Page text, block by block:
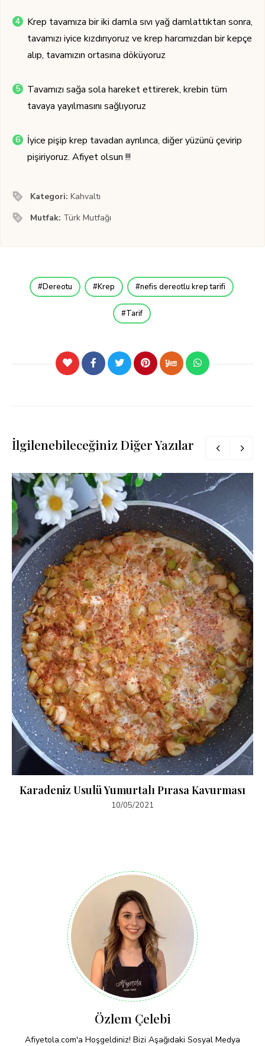
Krep tavamıza bir iki damla sıvı yağ damlattıktan sonra,
tavamızı iyice kızdırıyoruz ve krep harcımızdan bir kepçe
alıp, tavamızın ortasına döküyoruz
Tavamızı sağa sola hareket ettirerek, krebin tüm
tavaya yayılmasını sağlıyoruz
İyice pişip krep tavadan ayrılınca, diğer yüzünü çevirip
pişiriyoruz. Afiyet olsun !!!
Kategori:Kahvaltı
Mutfak: Türk Mutfağı
Dereotu Krep nefis dereotlu krep tarifi
Tarif
İlgilenebileceğiniz Diğer Yazılar
Karadeniz Usulü Yumurtalı Pırasa Kavurması
10/05/2021
Özlem Çelebi
Afiyetola.com'a Hoşgeldiniz! Bizi Aşağıdaki Sosyal Medya